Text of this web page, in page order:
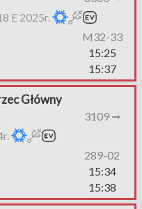
E 2025r.
M32-33
15:25
15:37
Główny
3109 ➞
289-02
15:34
15:38